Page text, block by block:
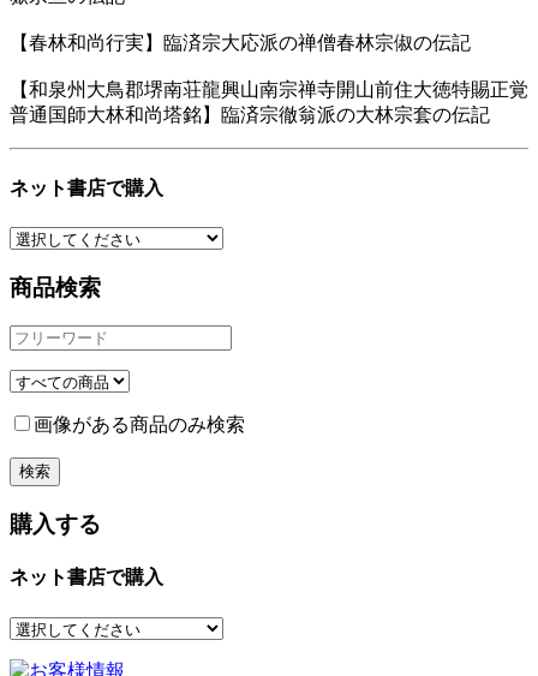
【春林和尚行実】臨済宗大応派の禅僧春林宗俶の伝記
【和泉州大鳥郡堺南荘龍興山南宗禅寺開山前住大徳特賜正覚
普通国師大林和尚塔銘】臨済宗徹翁派の大林宗套の伝記
ネット書店で購入
商品検索
画像がある商品のみ検索
購入する
ネット書店で購入